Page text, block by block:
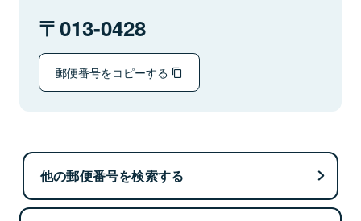
013-0428
郵便番号をコピーする
他の郵便番号を検索する